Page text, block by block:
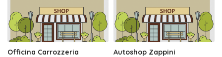
Officina Carrozzeria Autoshop Zappini